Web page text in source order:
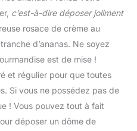
c’est-à-dire déposer joliment
rosace de crème au
d’ananas. Ne soyez
est de mise !
et régulier pour que toutes
Si vous ne possédez pas de
! Vous pouvez tout à fait
déposer un dôme de